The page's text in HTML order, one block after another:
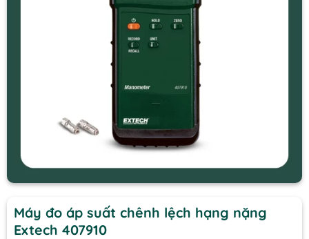
Máy đo áp suất chênh lệch hạng nặng
Extech 407910